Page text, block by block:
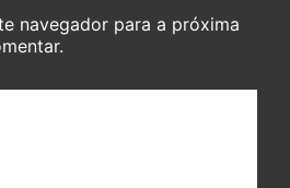
navegador para a próxima